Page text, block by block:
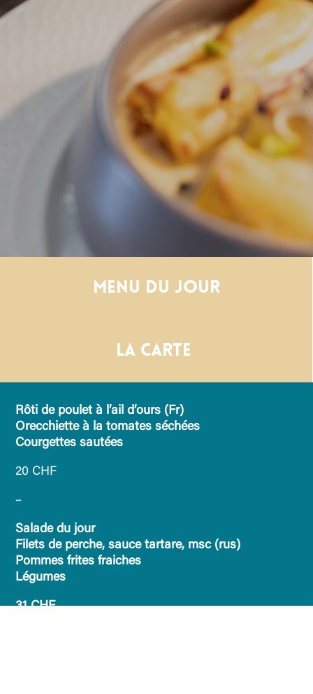
Menu du jour
La carte
Rôti de poulet à l’ail d’ours (Fr)
Orecchiette à la tomates séchées
Courgettes sautées
20 CHF
–
Salade du jour
Filets de perche, sauce tartare, msc (rus)
Pommes frites fraiches
Légumes
31 CHF